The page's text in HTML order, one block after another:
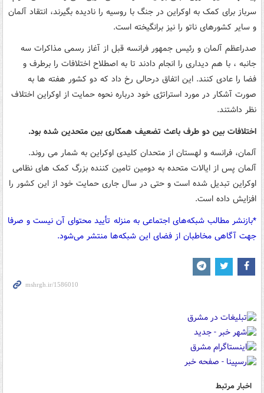
سرباز برای کمک به اوکراین در جنگ با روسیه را نادیده بگیرند، انتقاد آلمان
و سایر کشورهای ناتو را نیز برانگیخته است.
صدراعظم آلمان و رئیس جمهور فرانسه قبل از آغاز رسمی مذاکرات سه
جانبه ، با هم دیداری را انجام دادند تا به اصطلاح اختلافات را برطرف و
فضا را عادی کنند. این اتفاق درحالی رخ داد که دو کشور هفته ها به
صورت آشکار در مورد استراتژی خود درباره نحوه حمایت از اوکراین اختلاف
نظر داشتند.
اختلافات بین دو طرف باعث تضعیف همکاری بین متحدین شده بود.
آلمان، فرانسه و لهستان از متحدان کلیدی اوکراین به شمار می روند.
آلمان پس از ایالات متحده به دومین تامین کننده بزرگ کمک های نظامی
اوکراین تبدیل شده است و حتی در سال جاری حمایت خود از این کشور را
افزایش داده است.
*بازنشر مطالب شبکه‌های اجتماعی به منزله تأیید محتوای آن نیست و صرفا
جهت آگاهی مخاطبان از فضای این شبکه‌ها منتشر می‌شود.
اخبار مرتبط